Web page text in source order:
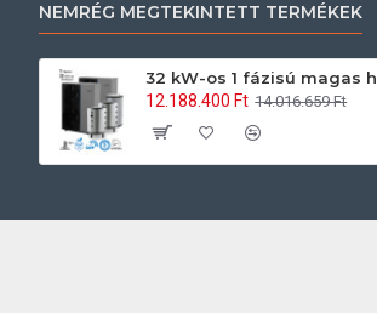
NEMRÉG MEGTEKINTETT TERMÉKEK
12.188.400 Ft 14.016.659 Ft